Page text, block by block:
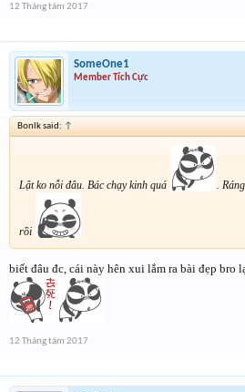
12 Tháng tám 2017
SomeOne1
Member Tích Cực
Bonlk said: ↑
Lật ko nỗi đâu. Bác chạy kinh quá .
rồi
biết đâu đc, cái này hên xui lắm ra bài đẹp bro
12 Tháng tám 2017